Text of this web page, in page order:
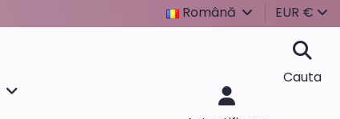
Română EUR €
Cauta